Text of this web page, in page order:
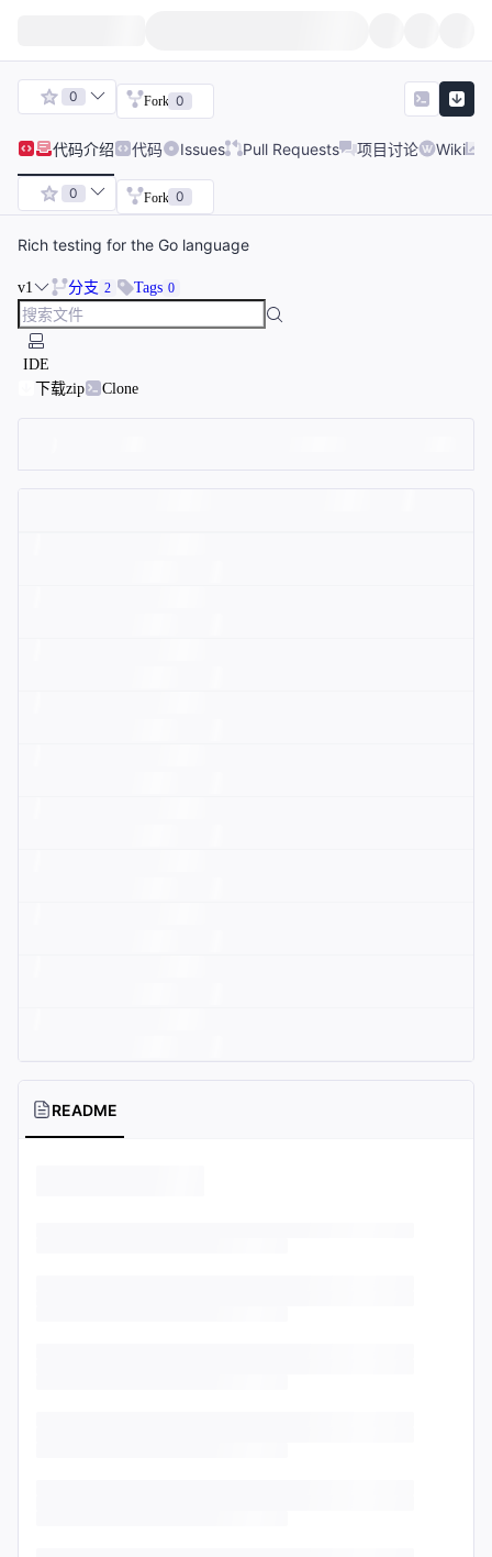
0 Fork 0
代码介绍 代码 Issues Pull Requests 项目讨论 Wiki
0 Fork 0
Rich testing for the Go language
v1 分支 2 Tags 0
IDE
下载zip
Clone
README